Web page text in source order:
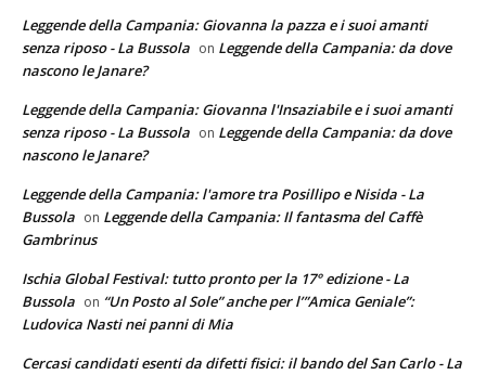
Leggende della Campania: Giovanna la pazza e i suoi amanti
senza riposo - La Bussola on Leggende della Campania: da dove
nascono le Janare?
Leggende della Campania: Giovanna l'Insaziabile e i suoi amanti
senza riposo - La Bussola on Leggende della Campania: da dove
nascono le Janare?
Leggende della Campania: l'amore tra Posillipo e Nisida - La
Bussola on Leggende della Campania: Il fantasma del Caffè
Gambrinus
Ischia Global Festival: tutto pronto per la 17° edizione - La
Bussola on “Un Posto al Sole” anche per l’”Amica Geniale”:
Ludovica Nasti nei panni di Mia
Cercasi candidati esenti da difetti fisici: il bando del San Carlo - La